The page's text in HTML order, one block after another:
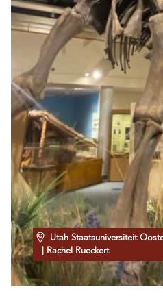
Utah Staatsuniversiteit
| Rachel Rueckert